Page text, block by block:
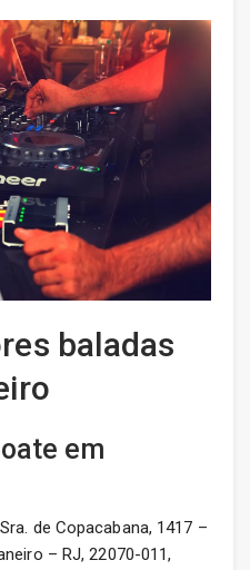
baladas
em
de Copacabana, 1417 –
– RJ, 22070-011,